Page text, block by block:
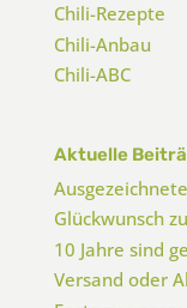
Chili-Rezepte
Chili-Anbau
Chili-ABC
Aktuelle
Glückwunsch
10 Jahre sind
Versand oder